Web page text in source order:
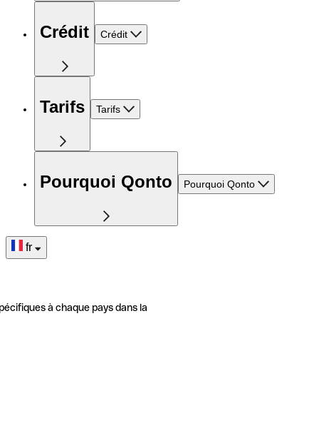
Crédit Crédit
Tarifs Tarifs
Pourquoi Qonto Pourquoi Qonto
fr
à chaque pays dans la